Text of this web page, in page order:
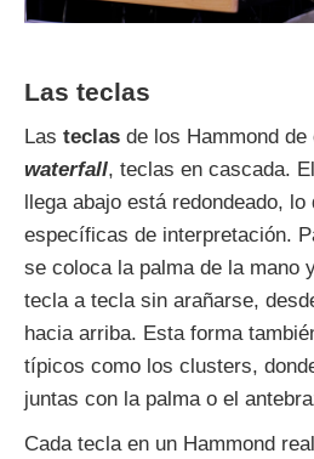
Las teclas
Las teclas de los Hammond
waterfall, teclas en cascada.
llega abajo está redondeado,
específicas de interpretación.
se coloca la palma de la mano
tecla a tecla sin arañarse,
hacia arriba. Esta forma
típicos como los clusters,
juntas con la palma o el
Cada tecla en un Hammond